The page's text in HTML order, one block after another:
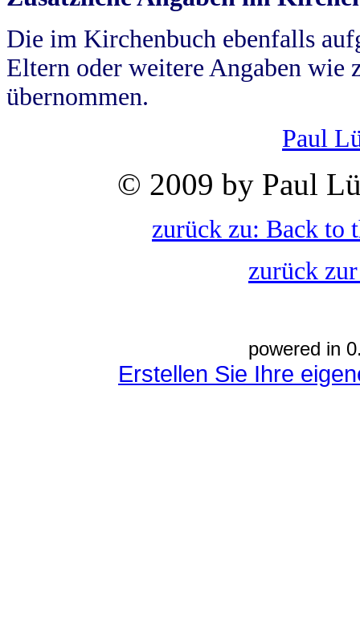
Die im Kirchenbuch ebenfalls
Eltern oder weitere Angaben wie
übernommen.
Paul
© 2009 by Paul
zurück zu: Back to
zurück
powered in
Erstellen Sie Ihre